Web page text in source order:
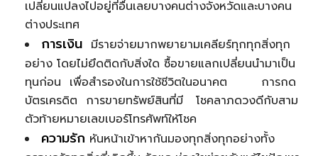
เปลี่ยนแปลงไปอยู่ที่อื่นเลยบางคนต่างจังหวัดและบางคน
ต่างประเทศ
การเงิน มีรายจ่ายมากพยายามเคลียร์ทุกทุกสิ่งทุก
อย่าง โดยไม่ยึดติดกับสิ่งใด ซื้อขายแลกเปลี่ยนนำมาเป็น
ทุนก่อน เพื่อสำรองในการใช้ชีวิตในอนาคต การกด
บัตรเครดิต การขายทรัพย์สินที่มี โชคลาภดวงดีกับสาม
ตัวท้ายหมายเลขเบอร์โทรศัพท์ให้โชค
ความรัก หันหน้าเข้าหากันมองทุกสิ่งทุกอย่างทั้ง